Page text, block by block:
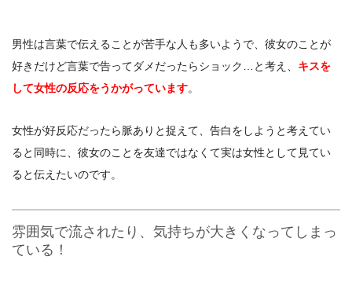
男性は言葉で伝えることが苦手な人も多いようで、彼女のことが
好きだけど言葉で告ってダメだったらショック…と考え、 キスを
して女性の反応をうかがっています。
女性が好反応だったら脈ありと捉えて、告白をしようと考えてい
ると同時に、彼女のことを友達ではなくて実は女性として見てい
ると伝えたいのです。
雰囲気で流されたり、気持ちが大きくなってしまっ
ている！